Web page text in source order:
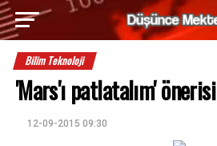
Bilim Teknoloji
'Mars'ı patlatalım' önerisi
12-09-2015 09:30